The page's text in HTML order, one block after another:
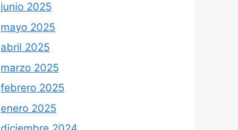
junio 2025
mayo 2025
abril 2025
marzo 2025
febrero 2025
enero 2025